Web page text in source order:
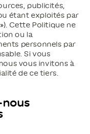
publicités,
étant exploités par
»). Cette Politique ne
ou la
personnels par
Si vous
vous invitons à
de ce tiers.